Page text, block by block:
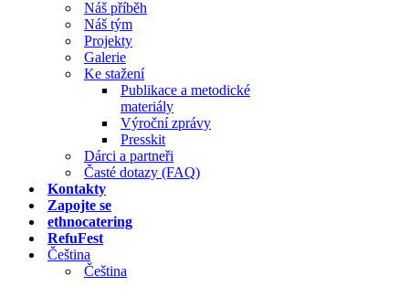
Náš příběh
Náš tým
Projekty
Galerie
Ke stažení
Publikace a metodické
materiály
Výroční zprávy
Presskit
Dárci a partneři
Časté dotazy (FAQ)
Kontakty
Zapojte se
ethnocatering
RefuFest
Čeština
Čeština